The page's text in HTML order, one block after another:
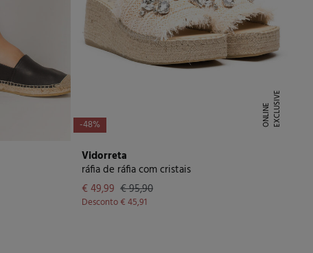
-48% E
X
C
L
U
S I
V
E
O
N
L
I
N
E
Vidorreta
ráfia de ráfia com cristais
€ 49,99 € 95,90
Desconto€ 45,91